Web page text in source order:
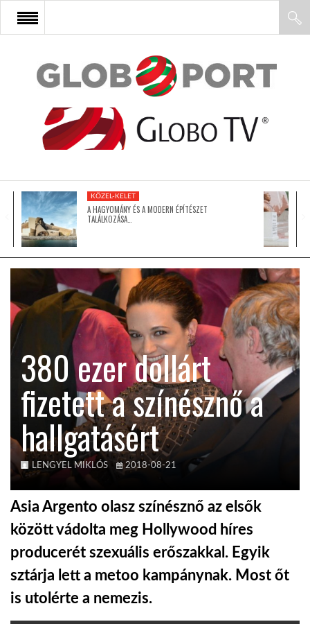
FŐOLDAL
AFRIKA
ÁZSIA
LATIN-AMERIKA
KÖZEL-KELET
AUSZTRÁLIA
A VILÁG ITTHON
MÉDIA
HÍR3D
KÖZEL-KELET
A HAGYOMÁNY ÉS A MODERN ÉPÍTÉSZET
TALÁLKOZÁSA…
380 ezer dollárt
fizetett a színésznő a
hallgatásért
LENGYEL MIKLÓS 2018-08-21
Asia Argento olasz színésznő az elsők
között vádolta meg Hollywood híres
producerét szexuális erőszakkal. Egyik
sztárja lett a metoo kampánynak. Most őt
is utolérte a nemezis.